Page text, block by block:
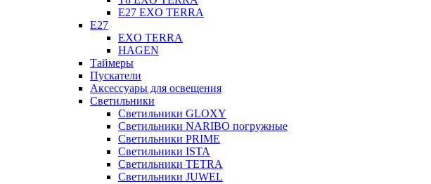
Е27 EXO TERRA
Е27
EXO TERRA
HAGEN
Таймеры
Пускатели
Аксессуары для освещения
Светильники
Светильники GLOXY
Светильники NARIBO погружные
Светильники PRIME
Светильники ISTA
Светильники TETRA
Светильники JUWEL